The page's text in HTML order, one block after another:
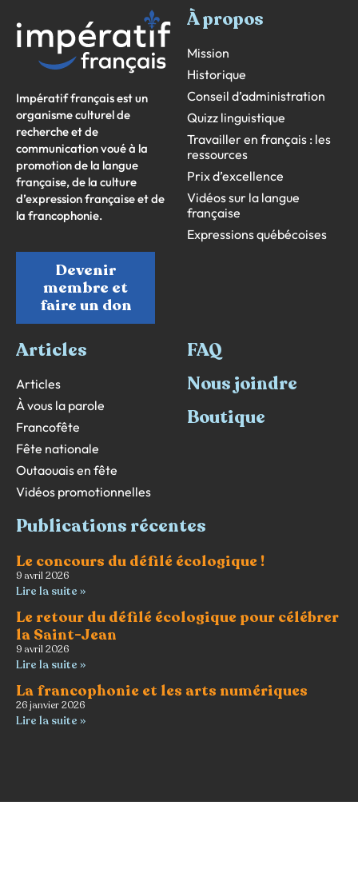
Impératif français est un
organisme culturel de
recherche et de
communication voué à la
promotion de la langue
française, de la culture
d’expression française et de
la francophonie.
Devenir
membre et
faire un don
À propos
Mission
Historique
Conseil d’administration
Quizz linguistique
Travailler en français : les
ressources
Prix d’excellence
Vidéos sur la langue
française
Expressions québécoises
Articles
Articles
À vous la parole
Francofête
Fête nationale
Outaouais en fête
Vidéos promotionnelles
FAQ
Nous joindre
Boutique
Publications récentes
Le concours du défilé écologique !
9 avril 2026
Lire la suite »
Le retour du défilé écologique pour célébrer
la Saint-Jean
9 avril 2026
Lire la suite »
La francophonie et les arts numériques
26 janvier 2026
Lire la suite »